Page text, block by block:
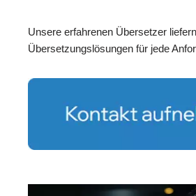
Unsere erfahrenen Übersetzer
Übersetzungslösungen für jede